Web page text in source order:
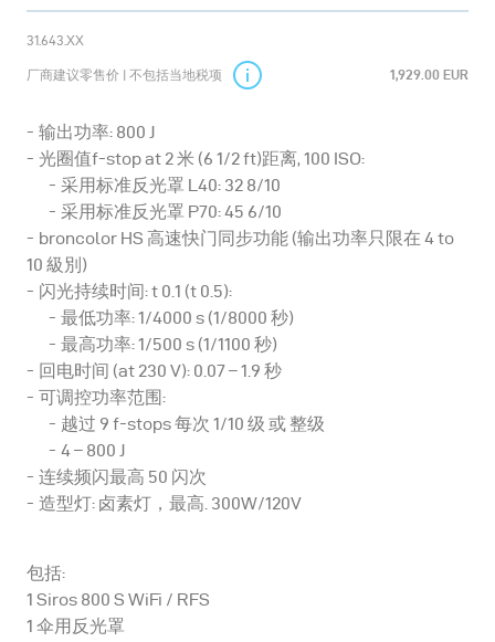
31.643.XX
厂商建议零售价 | 不包括当地税项 1,929.00 EUR
输出功率: 800 J
光圈值f-stop at 2 米 (6 1/2 ft)距离, 100 ISO:
采用标准反光罩 L40: 32 8/10
采用标准反光罩 P70: 45 6/10
broncolor HS 高速快门同步功能 (输出功率只限在 4 to
10 級別)
闪光持续时间: t 0.1 (t 0.5):
最低功率: 1/4000 s (1/8000 秒)
最高功率: 1/500 s (1/1100 秒)
回电时间 (at 230 V): 0.07 – 1.9 秒
可调控功率范围:
越过 9 f-stops 每次 1/10 级 或 整级
4 – 800 J
连续频闪最高 50 闪次
造型灯: 卤素灯，最高. 300W/120V
包括:
1 Siros 800 S WiFi / RFS
1 伞用反光罩